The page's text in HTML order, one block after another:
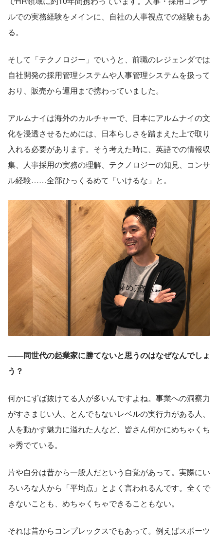
ルでの実務経験をメインに、自社の人事視点での経験もあ
る。
そして「テクノロジー」でいうと、前職のレジェンダでは
自社開発の採用管理システムや人事管理システムを扱って
おり、販売から運用まで携わっていました。
アルムナイは海外のカルチャーで、日本にアルムナイの文
化を浸透させるためには、日本らしさを踏まえた上で取り
入れる必要があります。そう考えた時に、英語での情報収
集、人事採用の実務の理解、テクノロジーの知見、コンサ
ル経験……全部ひっくるめて「いけるな」と。
——同世代の起業家に勝てないと思うのはなぜなんでしょ
う？
何かにずば抜けてる人が多いんですよね。事業への洞察力
がすさまじい人、とんでもないレベルの実行力がある人、
人を動かす魅力に溢れた人など、皆さん何かにめちゃくち
ゃ秀でている。
片や自分は昔から一般人だという自覚があって。実際にい
ろいろな人から「平均点」とよく言われるんです。全くで
きないことも、めちゃくちゃできることもない。
それは昔からコンプレックスでもあって。例えばスポーツ